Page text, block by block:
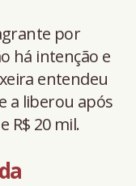
por
há intenção e
entendeu
a liberou após
R$ 20 mil.